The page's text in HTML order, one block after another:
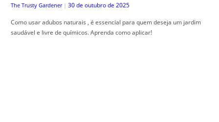
The Trusty Gardener | 30 de outubro de 2025
Como usar adubos naturais , é essencial para quem deseja um jardim
saudável e livre de químicos. Aprenda como aplicar!